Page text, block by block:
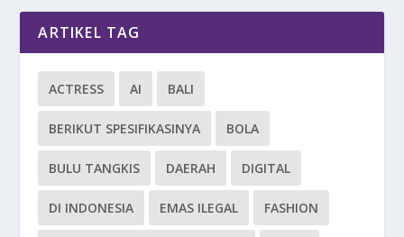
ARTIKEL TAG
ACTRESS AI BALI
BERIKUT SPESIFIKASINYA BOLA
BULU TANGKIS DAERAH DIGITAL
DI INDONESIA EMAS ILEGAL FASHION